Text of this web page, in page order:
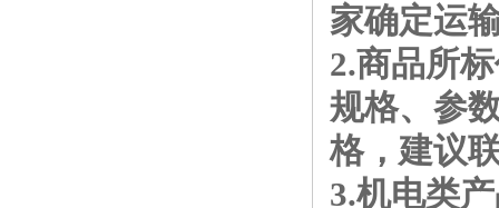
家确定运
2.商品所
规格、参
格，建议
3.机电类